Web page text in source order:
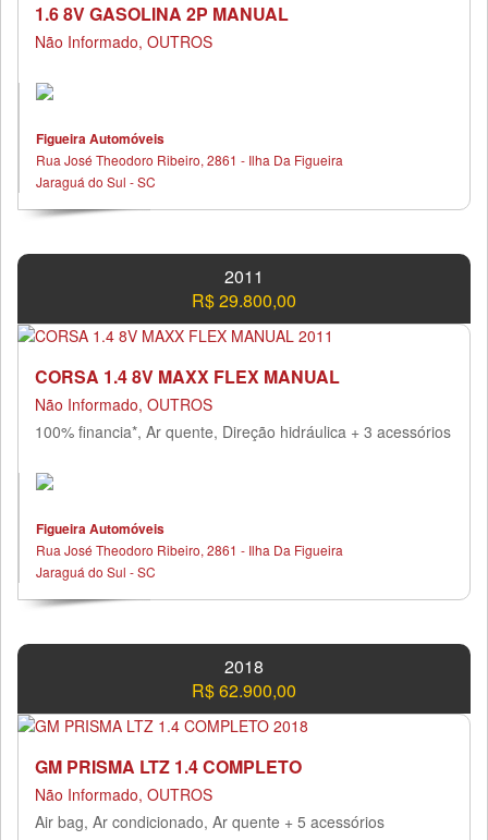
1.6 8V GASOLINA 2P MANUAL
Não Informado, OUTROS
Figueira Automóveis
Rua José Theodoro Ribeiro, 2861 - Ilha Da Figueira
Jaraguá do Sul - SC
2011
R$ 29.800,00
CORSA 1.4 8V MAXX FLEX MANUAL
Não Informado, OUTROS
100% financia*, Ar quente, Direção hidráulica + 3 acessórios
Figueira Automóveis
Rua José Theodoro Ribeiro, 2861 - Ilha Da Figueira
Jaraguá do Sul - SC
2018
R$ 62.900,00
GM PRISMA LTZ 1.4 COMPLETO
Não Informado, OUTROS
Air bag, Ar condicionado, Ar quente + 5 acessórios